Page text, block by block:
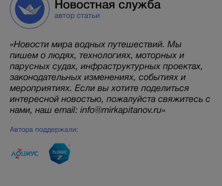
Новостная служба
автор статьи
«Новости мира водных путешествий. Мы
пишем о людях, технологиях, моторных и
парусных судах, инфраструктурных проектах,
законодательных изменениях, событиях и
мероприятиях. Если вы хотите поделиться
интересной новостью, пожалуйста свяжитесь с
нами, наш email: info@mirkapitanov.ru»
Автора поддержали: